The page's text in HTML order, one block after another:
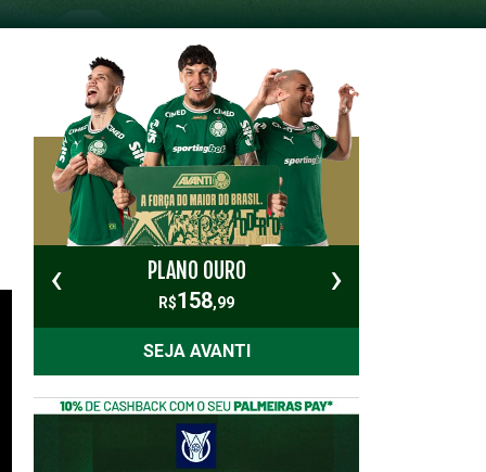
PLANO OURO
R$158,99
‹ ›
SEJA AVANTI